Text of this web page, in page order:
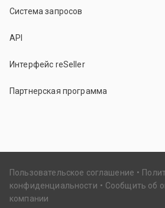
Система запросов
API
Интерфейс reSeller
Партнерская программа
Пользовательское соглашение
конфиденциальности
Сообщить об
компании